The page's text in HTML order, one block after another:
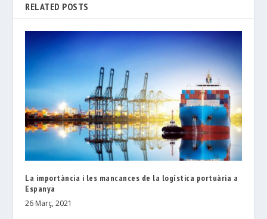
RELATED POSTS
La importància i les mancances de la logística portuària a
Espanya
26 Març, 2021